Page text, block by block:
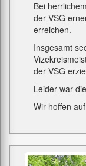
Bei
der VSG
erreichen.
Insgesamt
der VSG
Leider war
Wir hoffen